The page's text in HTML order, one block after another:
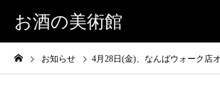
お酒の美術館
お知らせ 4月28日(金)、なんばウォーク店